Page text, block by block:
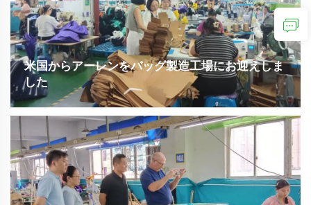
米国からアーレンをバッグ製造工場にお迎えしま
した
2025年8月25日に、米国より大切な取引先代表であるアーレン様
綿バッグ、不織布製品...を専門とする主要メーカーとして、大変
名誉ある機会となりました。